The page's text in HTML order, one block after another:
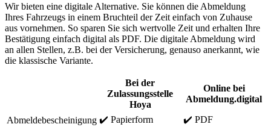
Wir bieten eine digitale Alternative. Sie können die Abmeldung
Ihres Fahrzeugs in einem Bruchteil der Zeit einfach von Zuhause
aus vornehmen. So sparen Sie sich wertvolle Zeit und erhalten Ihre
Bestätigung einfach digital als PDF. Die digitale Abmeldung wird
an allen Stellen, z.B. bei der Versicherung, genauso anerkannt, wie
die klassische Variante.
Bei der
Zulassungsstelle
Hoya
Online bei
Abmeldung.digital
Abmeldebescheinigung ✔️ Papierform
✔️ PDF